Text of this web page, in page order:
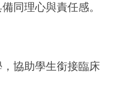
同理心與責任感。
協助學生銜接臨床